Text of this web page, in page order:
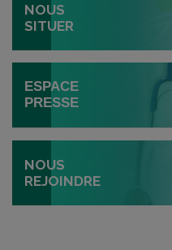
NOUS
SITUER
ESPACE
PRESSE
NOUS
REJOINDRE